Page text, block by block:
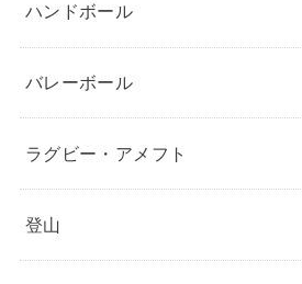
ハンドボール
バレーボール
ラグビー・アメフト
登山